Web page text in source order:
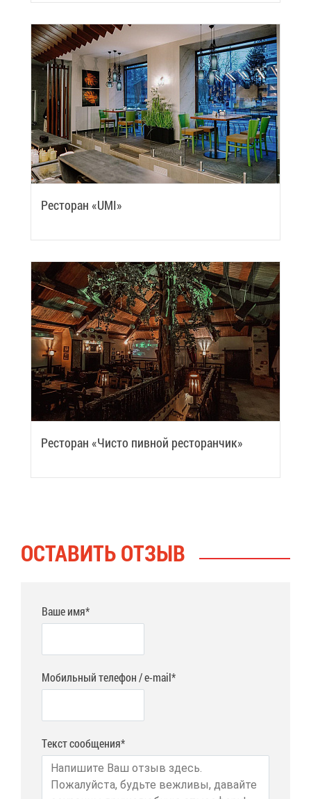
Ре­сто­ран «UMI»
Ре­сто­ран «Чи­сто пив­ной ре­сто­ран­чик»
ОСТА­ВИТЬ ОТ­ЗЫВ
Ваше имя*
Мобильный телефон / e-mail*
Текст сообщения*